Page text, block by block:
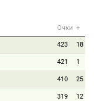
Очки +
423 18
421 1
410 25
319 12